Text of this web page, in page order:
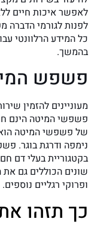
לאפשר איכות חיים
לפנות לגורמי
כל המידע הרלוונטי
בהמשך.
פשפש
מעוניינים להזמין
פשפשי המיטה הינם
של פשפשי המיטה הוא
נימפה ודרגת בוגר.
בקטגוריית בעלי דם
שונים הכוללים גם
ופרוקי רגליים נוספים.
כך תזהו